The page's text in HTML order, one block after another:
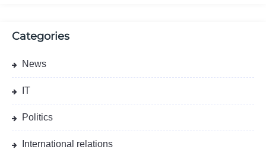
Categories
News
IT
Politics
International relations